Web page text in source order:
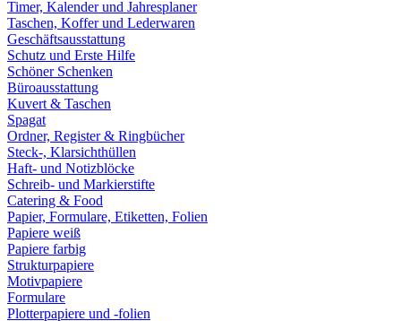
Timer, Kalender und Jahresplaner
Taschen, Koffer und Lederwaren
Geschäftsausstattung
Schutz und Erste Hilfe
Schöner Schenken
Büroausstattung
Kuvert & Taschen
Spagat
Ordner, Register & Ringbücher
Steck-, Klarsichthüllen
Haft- und Notizblöcke
Schreib- und Markierstifte
Catering & Food
Papier, Formulare, Etiketten, Folien
Papiere weiß
Papiere farbig
Strukturpapiere
Motivpapiere
Formulare
Plotterpapiere und -folien